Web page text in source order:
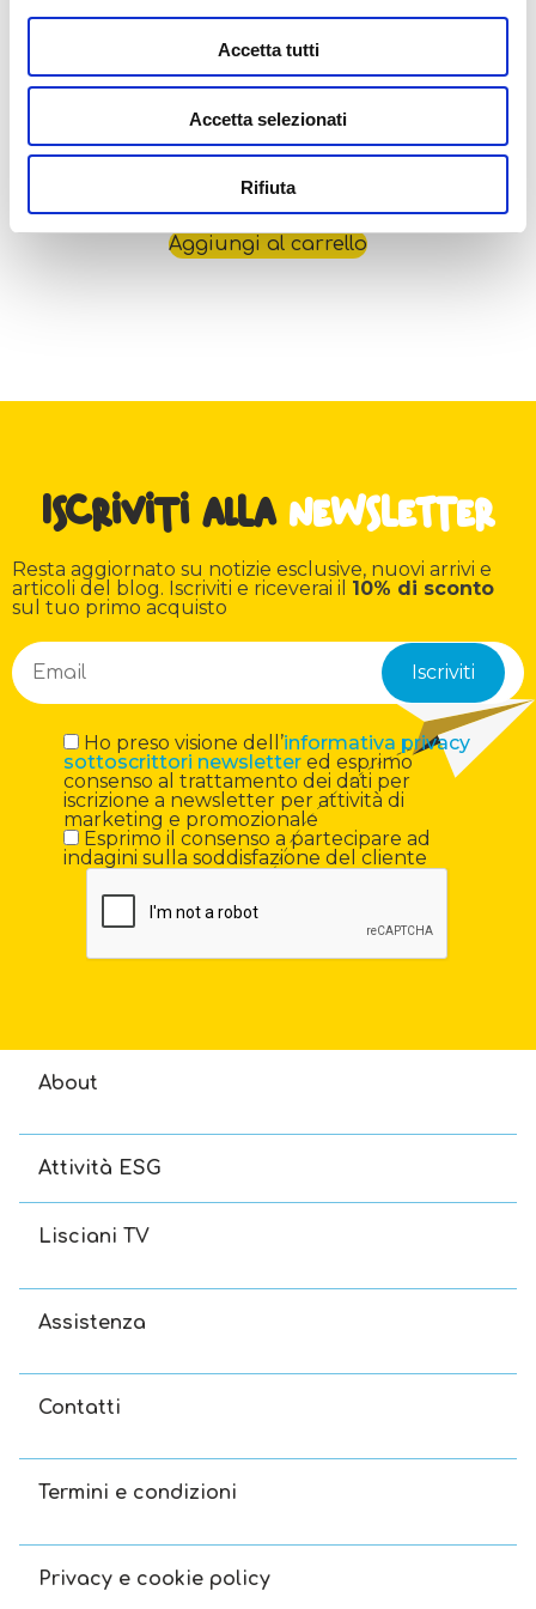
Accetta tutti
Accetta selezionati
Rifiuta
I’m A Genius Explorer Adventure Microscope
In Display 6
14,99€
Aggiungi al carrello
Iscriviti alla newsletter
Resta aggiornato su notizie esclusive, nuovi arrivi e
articoli del blog. Iscriviti e riceverai il 10% di sconto
sul tuo primo acquisto
Ho preso visione dell’informativa privacy
sottoscrittori newslettered esprimo
consenso al trattamento dei dati per
iscrizione a newsletter per attività di
marketing e promozionale
Esprimo il consenso a partecipare ad
indagini sulla soddisfazione del cliente
About
Attività ESG
Lisciani TV
Assistenza
Contatti
Termini e condizioni
Privacy e cookie policy